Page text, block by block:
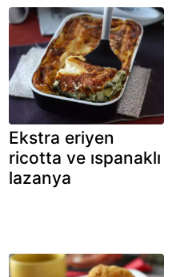
Ekstra eriyen
ricotta ve ıspanaklı
lazanya